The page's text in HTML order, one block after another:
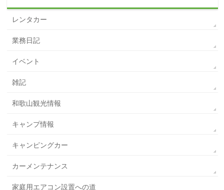
レンタカー
業務日記
イベント
雑記
和歌山観光情報
キャンプ情報
キャンピングカー
カーメンテナンス
家庭用エアコン設置への道